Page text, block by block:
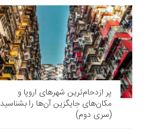
پر ازدحام‌ترین شهرهای اروپا و
مکان‌های جایگزین آن‌ها را بشناسید
(سری دوم)